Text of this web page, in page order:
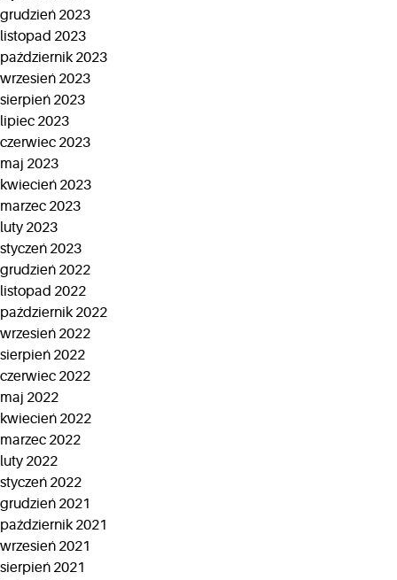
grudzień 2023
listopad 2023
październik 2023
wrzesień 2023
sierpień 2023
lipiec 2023
czerwiec 2023
maj 2023
kwiecień 2023
marzec 2023
luty 2023
styczeń 2023
grudzień 2022
listopad 2022
październik 2022
wrzesień 2022
sierpień 2022
czerwiec 2022
maj 2022
kwiecień 2022
marzec 2022
luty 2022
styczeń 2022
grudzień 2021
październik 2021
wrzesień 2021
sierpień 2021